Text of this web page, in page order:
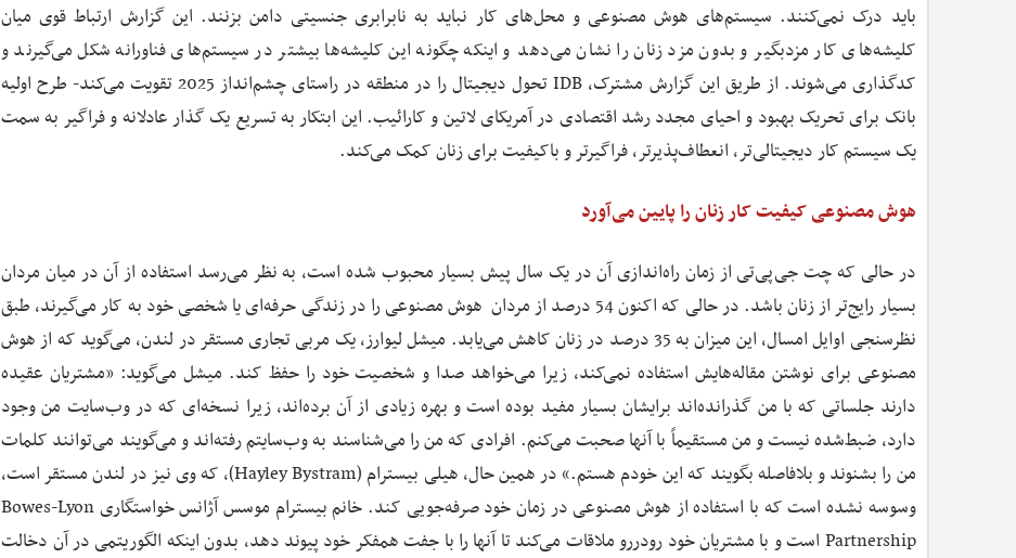
باید درک نمی‌کنند. سیستم‌های هوش مصنوعی و محل‌های کار نباید به نابرابری جنسیتی دامن بزنند. این گزارش ارتباط قوی میان
کلیشه‌های کار مزدبگیر و بدون مزد زنان را نشان می‌دهد و اینکه چگونه این کلیشه‌ها بیشتر در سیستم‌های فناورانه شکل می‌گیرند و
کدگذاری می‌شوند. از طریق این گزارش مشترک، IDB تحول دیجیتال را در منطقه در راستای چشم‌انداز 2025 تقویت می‌کند- طرح اولیه
بانک برای تحریک بهبود و احیای مجدد رشد اقتصادی در آمریکای لاتین و کارائیب. این ابتکار به تسریع یک گذار عادلانه و فراگیر به سمت
یک سیستم کار دیجیتالی‌تر، انعطاف‌پذیرتر، فراگیرتر و باکیفیت برای زنان کمک می‌کند.
هوش مصنوعی کیفیت کار زنان را پایین می‌آورد
در حالی که چت جی‌پی‌تی از زمان راه‌اندازی آن در یک سال پیش بسیار محبوب شده است، به نظر می‌رسد استفاده از آن در میان مردان
بسیار رایج‌تر از زنان باشد. در حالی که اکنون 54 درصد از مردان هوش مصنوعی را در زندگی حرفه‌ای یا شخصی خود به کار می‌گیرند، طبق
نظرسنجی اوایل امسال، این میزان به 35 درصد در زنان کاهش می‌یابد. میشل لیوارز، یک مربی تجاری مستقر در لندن، می‌گوید که از هوش
مصنوعی برای نوشتن مقاله‌هایش استفاده نمی‌کند، زیرا می‌خواهد صدا و شخصیت خود را حفظ کند. میشل می‌گوید: «مشتریان عقیده
دارند جلساتی که با من گذرانده‌اند برایشان بسیار مفید بوده است و بهره زیادی از آن برده‌اند، زیرا نسخه‌ای که در وب‌سایت من وجود
دارد، ضبط‌شده نیست و من مستقیماً با آنها صحبت می‌کنم. افرادی که من را می‌شناسند به وب‌سایتم رفته‌اند و می‌گویند می‌توانند کلمات
من را بشنوند و بلافاصله بگویند که این خودم هستم.» در همین حال، هیلی بیسترام (Hayley Bystram)، که وی نیز در لندن مستقر است،
وسوسه نشده است که با استفاده از هوش مصنوعی در زمان خود صرفه‌جویی کند. خانم بیسترام موسس آژانس خواستگاری Bowes-Lyon
Partnership است و با مشتریان خود رودررو ملاقات می‌کند تا آنها را با جفت همفکر خود پیوند دهد، بدون اینکه الگوریتمی در آن دخالت